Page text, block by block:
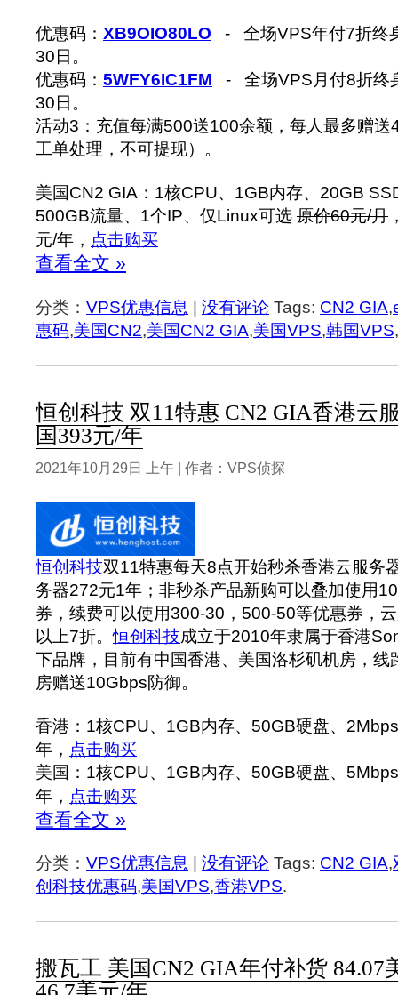
优惠码： XB9OIO80LO - 全场VPS年付7折终
30日。
优惠码： 5WFY6IC1FM - 全场VPS月付8折终
30日。
活动3：充值每满500送100余额，每人最多赠送
工单处理，不可提现）。
美国CN2 GIA：1核CPU、1GB内存、20GB
500GB流量、1个IP、仅Linux可选 原价60元/月
元/年， 点击购买
查看全文 »
分类： VPS优惠信息 | 没有评论 Tags: CN2 GIA,
惠码,美国CN2,美国CN2 GIA,美国VPS,韩国VPS,
恒创科技 双11特惠 CN2 GIA香港云
国393元/年
2021年10月29日 上午 | 作者：VPS侦探
恒创科技双11特惠每天8点开始秒杀香港云服务
务器272元1年；非秒杀产品新购可以叠加使用
券，续费可以使用300-30，500-50等优惠券，
以上7折。恒创科技成立于2010年隶属于香港
下品牌，目前有中国香港、美国洛杉矶机房，线
房赠送10Gbps防御。
香港：1核CPU、1GB内存、50GB硬盘、
年， 点击购买
美国：1核CPU、1GB内存、50GB硬盘、
年， 点击购买
查看全文 »
分类： VPS优惠信息 没有评论 Tags: CN2 GIA,
创科技优惠码,美国VPS,香港VPS.
搬瓦工 美国CN2 GIA年付补货 84.07